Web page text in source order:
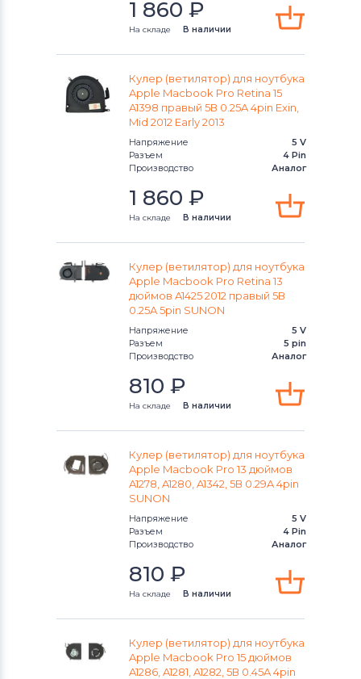
Вентиляторы (кулеры)Gateway
Вентиляторы (кулеры)HP
Вентиляторы (кулеры)MSI
Вентиляторы (кулеры)
Вентиляторы (кулеры)Hasee
Вентиляторы (кулеры)IBM
Вентиляторы (кулеры)
Вентиляторы (кулеры)
Вентиляторы (кулеры)Samsung
Вентиляторы (кулеры) Fujitsu
Вентиляторы (кулеры)
Вентиляторы (кулеры)
Вентиляторы (кулеры)Fujitsu-
Siemens
Вентиляторы (кулеры)Haier
1 860 ₽
На складе В наличии
Кулер (ветилятор) для ноутбука
Apple Macbook Pro Retina 15
A1398 правый 5В 0.25A 4pin Exin,
Mid 2012 Early 2013
Напряжение
5 V
Разъем
4 Pin
Производство
Аналог
1 860 ₽
На складе В наличии
Кулер (ветилятор) для ноутбука
Apple Macbook Pro Retina 13
дюймов A1425 2012 правый 5В
0.25A 5pin SUNON
Напряжение
5 V
Разъем
5 pin
Производство
Аналог
810 ₽
На складе В наличии
Кулер (ветилятор) для ноутбука
Apple Macbook Pro 13 дюймов
A1278, A1280, A1342, 5В 0.29A 4pin
SUNON
Напряжение
5 V
Разъем
4 Pin
Производство
Аналог
810 ₽
На складе В наличии
Кулер (ветилятор) для ноутбука
Apple Macbook Pro 15 дюймов
A1286, A1281, A1282, 5В 0.45A 4pin